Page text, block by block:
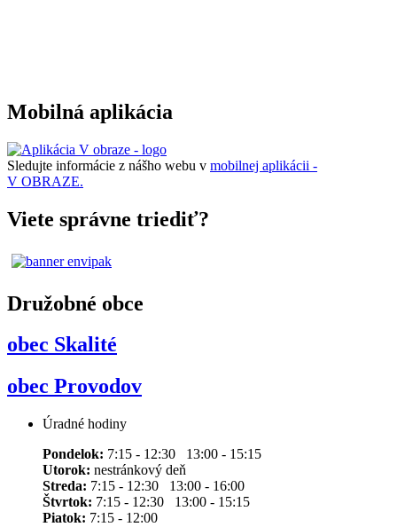
Mobilná aplikácia
Sledujte informácie z nášho webu v mobilnej aplikácii -
V OBRAZE.
Viete správne triediť?
Družobné obce
obec Skalité
obec Provodov
Úradné hodiny
Pondelok: 7:15 - 12:30 13:00 - 15:15
Utorok: nestránkový deň
Streda: 7:15 - 12:30 13:00 - 16:00
Štvrtok: 7:15 - 12:30 13:00 - 15:15
Piatok: 7:15 - 12:00